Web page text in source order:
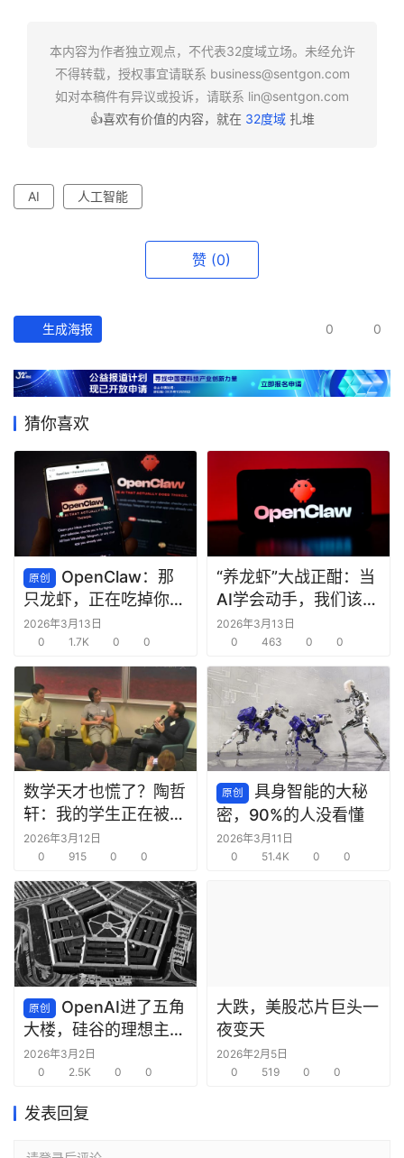
本内容为作者独立观点，不代表32度域立场。未经允许
不得转载，授权事宜请联系 business@sentgon.com
如对本稿件有异议或投诉，请联系 lin@sentgon.com
👍喜欢有价值的内容，就在 32度域扎堆
AI 人工智能
赞 (0)
生成海报 0 0
猜你喜欢
原创
OpenClaw：那
只龙虾，正在吃掉你的
脑子
2026年3月13日
0
1.7K 0 0
“养龙虾”大战正酣：当
AI学会动手，我们该欢
呼还是警惕？
2026年3月13日
0
463 0 0
数学天才也慌了？陶哲
轩：我的学生正在被
AI“毁掉”
2026年3月12日
0
915 0 0
原创
具身智能的大秘
密，90%的人没看懂
2026年3月11日
0
51.4K 0 0
原创
OpenAI进了五角
大楼，硅谷的理想主义
死了
2026年3月2日
0
2.5K 0 0
大跌，美股芯片巨头一
夜变天
2026年2月5日
0
519 0 0
发表回复